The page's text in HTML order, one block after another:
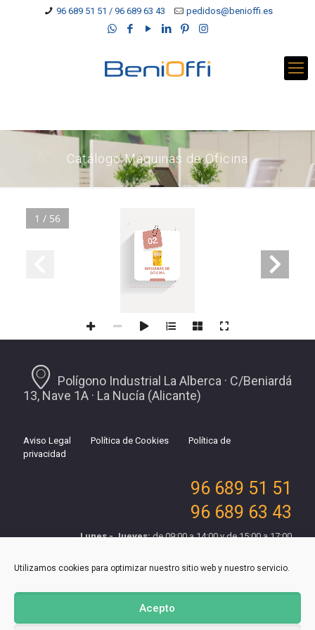
Utilizamos cookies para optimizar nuestro sitio web y nuestro servicio.
Acepto
96 689 51 51 / 96 689 63 43 pedidos@benioffi.es
Catálogo Maquinas de Oficina
1 / 56
Polígono Industrial La Alberca · C/Beniardá
13, Nave 1A · La Nucía (Alicante)
Aviso Legal Política de Cookies
Política de
privacidad
96 689 51 51
96 689 63 43
Lunes - Jueves:de 09:00 a 14:00 y de 15:00 a 17:00